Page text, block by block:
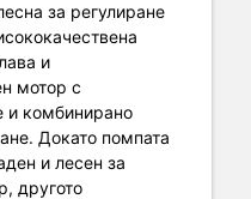
за регулиране
и
мотор с
и комбинирано
Докато помпата
и лесен за
другото